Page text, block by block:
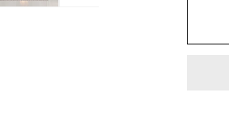
Da